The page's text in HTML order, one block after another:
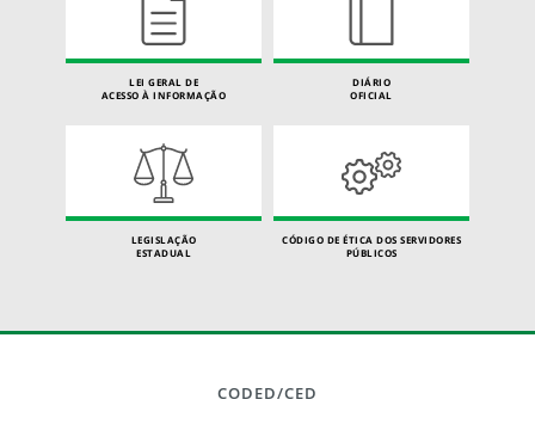
LEI GERAL DE
ACESSO À INFORMAÇÃO
DIÁRIO
OFICIAL
LEGISLAÇÃO
ESTADUAL
CÓDIGO DE ÉTICA DOS SERVIDORES
PÚBLICOS
CODED/CED